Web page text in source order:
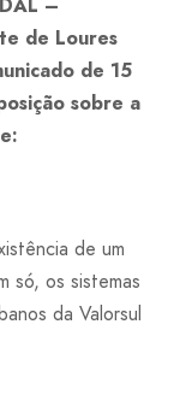
–
de Loures
de 15
sobre a
de um
só, os sistemas
da Valorsul